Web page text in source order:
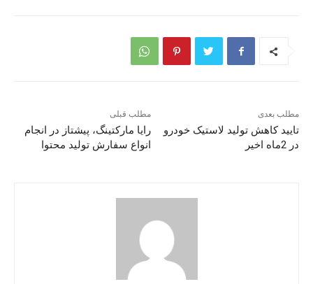
مطلب قبلی
رایا مارکتینگ، پیشتاز در انجام
انواع سفارش تولید محتوا
مطلب بعدی
تایید کاهش تولید لاستیک خودرو
در 2ماه اخیر